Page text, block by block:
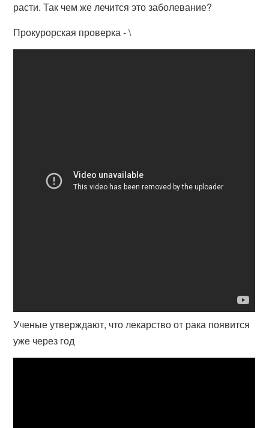
расти. Так чем же лечится это заболевание?
Прокурорская проверка - \
Ученые утверждают, что лекарство от рака появится
уже через год